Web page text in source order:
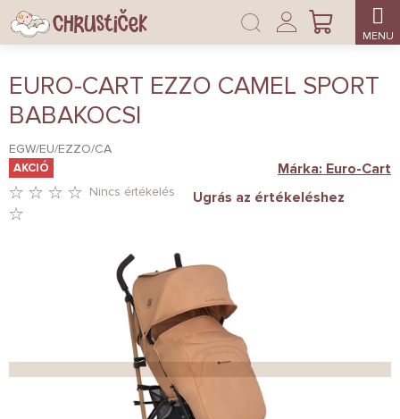
Ugrás
fő
KOSÁR
Bejelentkezés
EURO-CART EZZO CAMEL SPORT
BABAKOCSI
EGW/EU/EZZO/CA
AKCIÓ
CSILLAG.
Nincs értékelés Ugrás az értékeléshez
Márka: Euro-Cart